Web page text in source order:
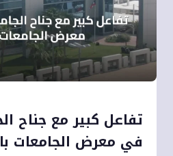
تفاعل كبير مع جناح
في معرض الجامعات